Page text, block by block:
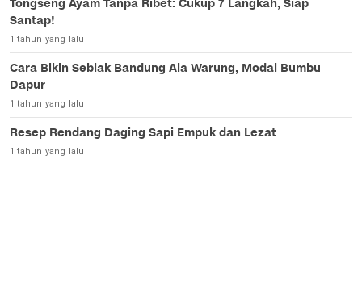
Tongseng Ayam Tanpa Ribet: Cukup 7 Langkah, Siap
Santap!
1 tahun yang lalu
Cara Bikin Seblak Bandung Ala Warung, Modal Bumbu
Dapur
1 tahun yang lalu
Resep Rendang Daging Sapi Empuk dan Lezat
1 tahun yang lalu